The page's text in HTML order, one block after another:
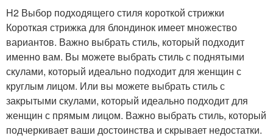
H2 Выбор подходящего стиля короткой стрижки
Короткая стрижка для блондинок имеет множество
вариантов. Важно выбрать стиль, который подходит
именно вам. Вы можете выбрать стиль с поднятыми
скулами, который идеально подходит для женщин с
круглым лицом. Или вы можете выбрать стиль с
закрытыми скулами, который идеально подходит для
женщин с прямым лицом. Важно выбрать стиль, который
подчеркивает ваши достоинства и скрывает недостатки.